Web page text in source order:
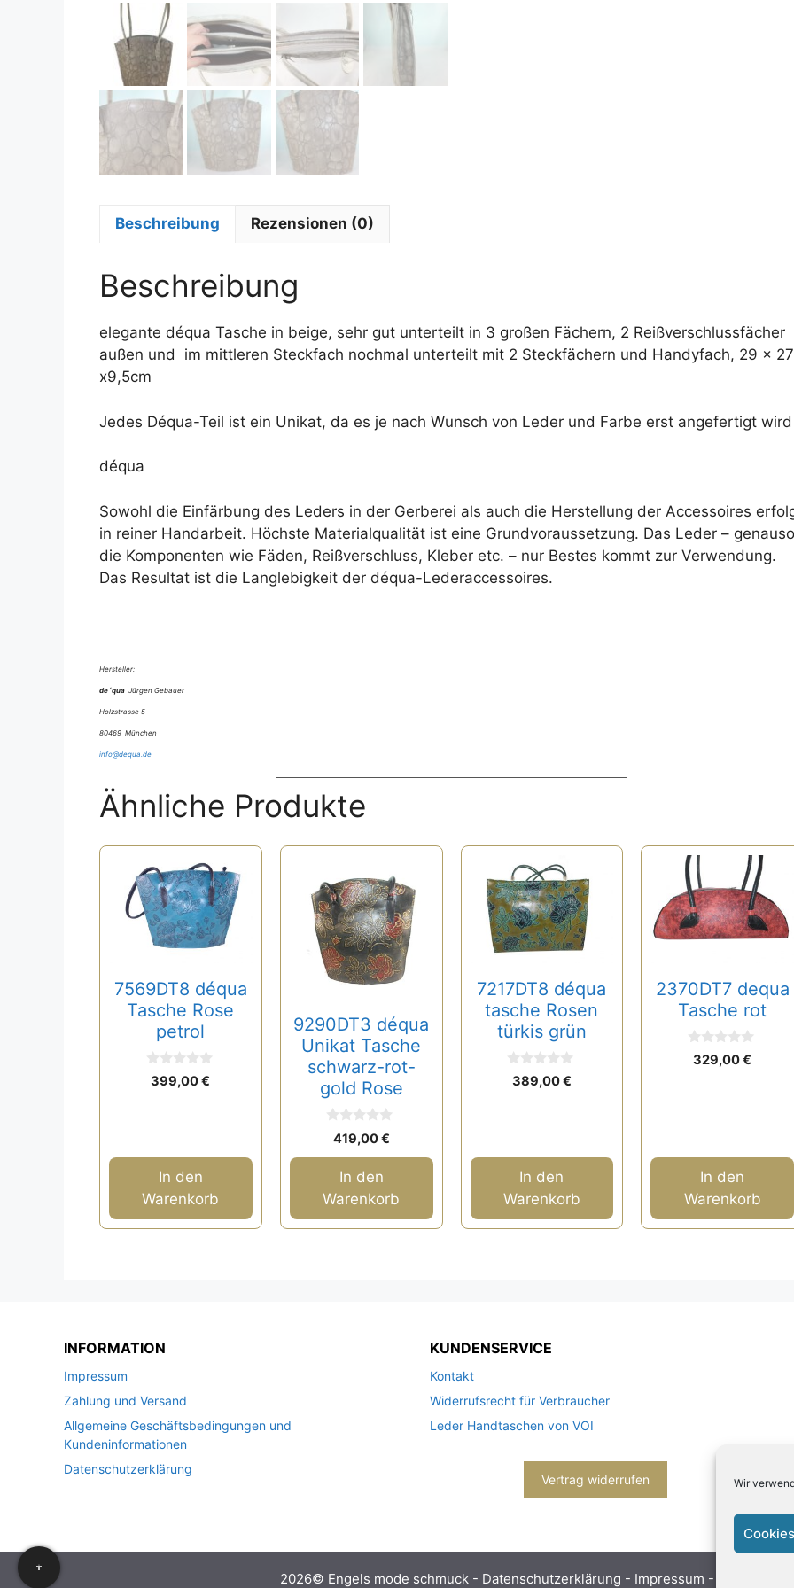
Wir
Beschreibung Rezensionen (0)
Beschreibung
elegante déqua Tasche in beige, sehr gut unterteilt in 3 großen Fächern, 2 Reißverschlussfächer
außen und im mittleren Steckfach nochmal unterteilt mit 2 Steckfächern und Handyfach, 29 x 27
x9,5cm
Jedes Déqua-Teil ist ein Unikat, da es je nach Wunsch von Leder und Farbe erst angefertigt wird
déqua
Sowohl die Einfärbung des Leders in der Gerberei als auch die Herstellung der Accessoires
in reiner Handarbeit. Höchste Materialqualität ist eine Grundvoraussetzung. Das Leder – genauso
die Komponenten wie Fäden, Reißverschluss, Kleber etc. – nur Bestes kommt zur Verwendung.
Das Resultat ist die Langlebigkeit der déqua-Lederaccessoires.
Hersteller:
de´qua Jürgen Gebauer
Holzstrasse 5
80469 München
info@dequa.de
Ähnliche Produkte
7569DT8 déqua
Tasche Rose
petrol
0
v399,00€
In den
Warenkorb
9290DT3 déqua
Unikat Tasche
schwarz-rot-
gold Rose
v
o
419,00€
In den
Warenkorb
7217DT8 déqua
tasche Rosen
türkis grün
0
v389,00€
In den
Warenkorb
2370DT7 dequa
Tasche rot
0
v329,00€
In den
Warenkorb
INFORMATION
Impressum
Zahlung und Versand
Allgemeine Geschäftsbedingungen und
Kundeninformationen
Datenschutzerklärung
KUNDENSERVICE
Kontakt
Widerrufsrecht für Verbraucher
Leder Handtaschen von VOI
Vertrag widerrufen
2026© Engels mode schmuck - Datenschutzerklärung - Impressum - Bitte